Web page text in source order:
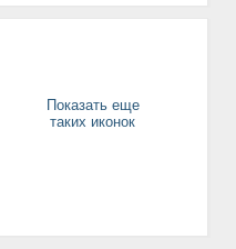
Показать еще
таких иконок